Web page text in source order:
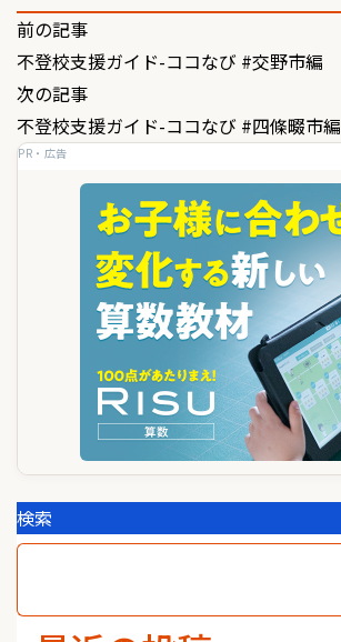
投
稿
ナ
ビ
前の記事
不登校支援ガイド-ココなび #交野市編
次の記事
不登校支援ガイド-ココなび #四條畷市編
PR・広告
検索